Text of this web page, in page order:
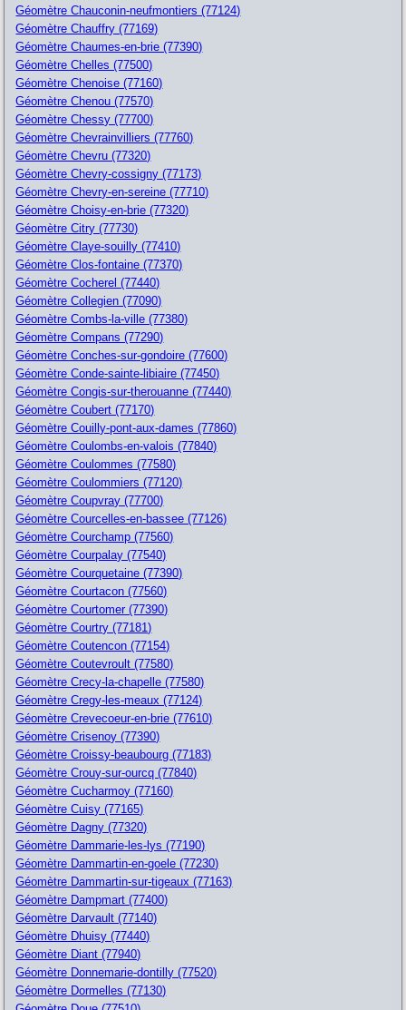
Géomètre Chauconin-neufmontiers (77124)
Géomètre Chauffry (77169)
Géomètre Chaumes-en-brie (77390)
Géomètre Chelles (77500)
Géomètre Chenoise (77160)
Géomètre Chenou (77570)
Géomètre Chessy (77700)
Géomètre Chevrainvilliers (77760)
Géomètre Chevru (77320)
Géomètre Chevry-cossigny (77173)
Géomètre Chevry-en-sereine (77710)
Géomètre Choisy-en-brie (77320)
Géomètre Citry (77730)
Géomètre Claye-souilly (77410)
Géomètre Clos-fontaine (77370)
Géomètre Cocherel (77440)
Géomètre Collegien (77090)
Géomètre Combs-la-ville (77380)
Géomètre Compans (77290)
Géomètre Conches-sur-gondoire (77600)
Géomètre Conde-sainte-libiaire (77450)
Géomètre Congis-sur-therouanne (77440)
Géomètre Coubert (77170)
Géomètre Couilly-pont-aux-dames (77860)
Géomètre Coulombs-en-valois (77840)
Géomètre Coulommes (77580)
Géomètre Coulommiers (77120)
Géomètre Coupvray (77700)
Géomètre Courcelles-en-bassee (77126)
Géomètre Courchamp (77560)
Géomètre Courpalay (77540)
Géomètre Courquetaine (77390)
Géomètre Courtacon (77560)
Géomètre Courtomer (77390)
Géomètre Courtry (77181)
Géomètre Coutencon (77154)
Géomètre Coutevroult (77580)
Géomètre Crecy-la-chapelle (77580)
Géomètre Cregy-les-meaux (77124)
Géomètre Crevecoeur-en-brie (77610)
Géomètre Crisenoy (77390)
Géomètre Croissy-beaubourg (77183)
Géomètre Crouy-sur-ourcq (77840)
Géomètre Cucharmoy (77160)
Géomètre Cuisy (77165)
Géomètre Dagny (77320)
Géomètre Dammarie-les-lys (77190)
Géomètre Dammartin-en-goele (77230)
Géomètre Dammartin-sur-tigeaux (77163)
Géomètre Dampmart (77400)
Géomètre Darvault (77140)
Géomètre Dhuisy (77440)
Géomètre Diant (77940)
Géomètre Donnemarie-dontilly (77520)
Géomètre Dormelles (77130)